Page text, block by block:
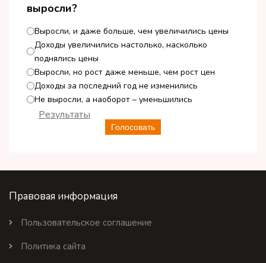
выросли?
Выросли, и даже больше, чем увеличились цены
Доходы увеличились настолько, насколько
поднялись цены
Выросли, но рост даже меньше, чем рост цен
Доходы за последний год не изменились
Не выросли, а наоборот – уменьшились
Голосовать
Результаты
Правовая информация
Пользовательское соглашение
Политика сайта